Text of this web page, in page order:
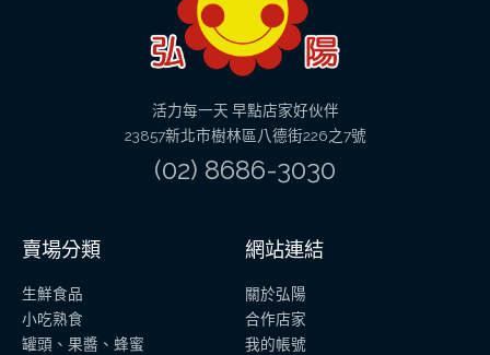
活力每一天 早點店家好伙伴
23857新北市樹林區八德街226之7號
(02) 8686-3030
賣場分類
生鮮食品
小吃熟食
罐頭、果醬、蜂蜜
網站連結
關於弘陽
合作店家
我的帳號